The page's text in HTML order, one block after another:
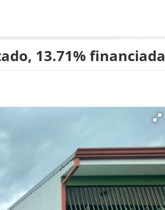
13.71% financiada